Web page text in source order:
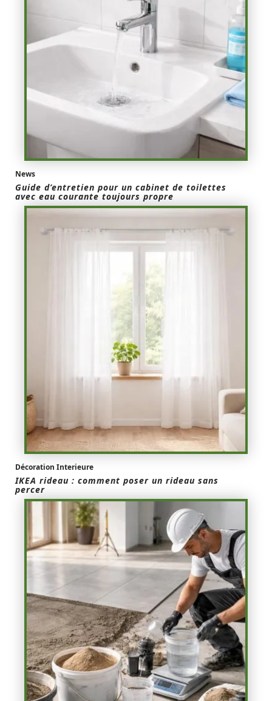
News
Guide d’entretien pour un cabinet de toilettes
avec eau courante toujours propre
Décoration Interieure
IKEA rideau : comment poser un rideau sans
percer